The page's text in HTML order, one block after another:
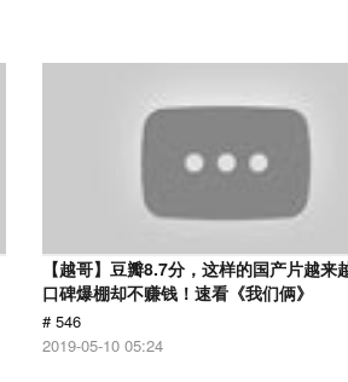
【越哥】豆瓣8.7分，这样的国产片越来
口碑爆棚却不赚钱！速看《我们俩》
# 546
2019-05-10 05:24